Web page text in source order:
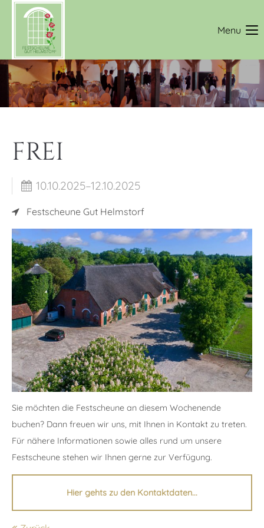
Login
Benutzername
Passwort
Support
Lorem ipsum dolor sit amet:
24h/ 365days
We offer support for our customers
Mon - Fri 8:00am - 5:00pm(GMT +1)
Get in touch
Cybersteel Inc.
376-293 City Road, Suite 600
San Francisco, CA 94102
Have any questions?
+44 1234 567 890
Menu
FREI
10.10.2025–12.10.2025
Festscheune Gut Helmstorf
Sie möchten die Festscheune an diesem Wochenende
buchen? Dann freuen wir uns, mit Ihnen in Kontakt zu treten.
Für nähere Informationen sowie alles rund um unsere
Festscheune stehen wir Ihnen gerne zur Verfügung.
Hier gehts zu den Kontaktdaten...